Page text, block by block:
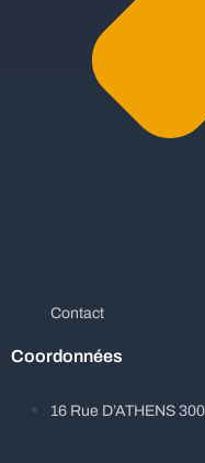
Contact
Coordonnées
16 Rue D’ATHENS